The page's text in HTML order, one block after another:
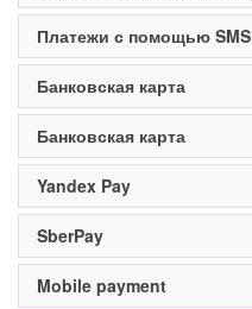
Платежи с помощью SMS
Банковская карта
Банковская карта
Yandex Pay
SberPay
Mobile payment